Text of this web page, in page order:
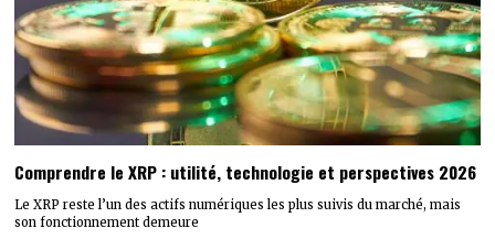
Comprendre le XRP : utilité, technologie et perspectives 2026
Le XRP reste l’un des actifs numériques les plus suivis du marché, mais
son fonctionnement demeure